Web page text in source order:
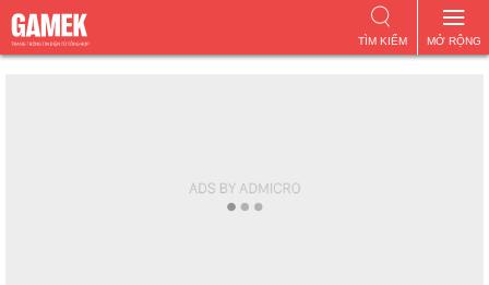
MỞ RỘNG
TÌM KIẾM